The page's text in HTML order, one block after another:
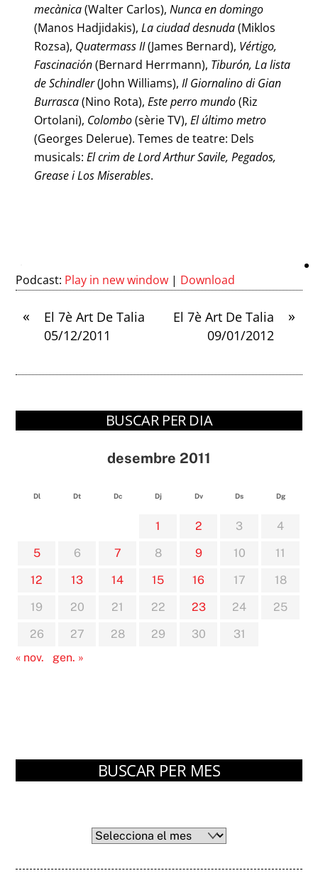
mecànica(Walter Carlos), Nunca en domingo
(Manos Hadjidakis), La ciudad desnuda(Miklos
Rozsa), Quatermass II(James Bernard), Vértigo,
Fascinación(Bernard Herrmann), Tiburón, La lista
de Schindler(John Williams), Il Giornalino di Gian
Burrasca(Nino Rota), Este perro mundo(Riz
Ortolani), Colombo(sèrie TV), El último metro
(Georges Delerue). Temes de teatre: Dels
musicals: El crim de Lord Arthur Savile, Pegados,
Grease i Los Miserables.
Podcast: Play in new window | Download
«
El 7è Art De Talia
05/12/2011
»
El 7è Art De Talia
09/01/2012
BUSCAR PER DIA
desembre 2011
Dl Dt Dc Dj Dv Ds Dg
1 2 3
4
5
6 7 8 9 10
11
12
13 14 15 16 17
18
19
20 21 22 23 24
25
26
27 28 29 30
31
« nov.
gen. »
BUSCAR PER MES
Arxius